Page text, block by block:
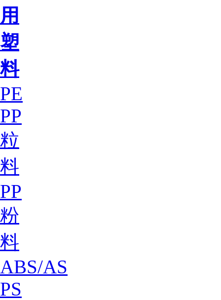
用
塑
料
PE
PP
粒
料
PP
粉
料
ABS/AS
PS